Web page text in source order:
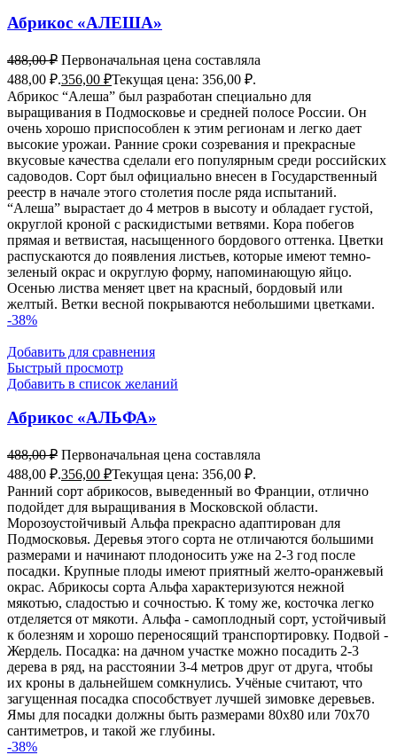
Абрикос «АЛЕША»
488,00₽ Первоначальная цена составляла
488,00 ₽.356,00 ₽Текущая цена: 356,00 ₽.
Абрикос “Алеша” был разработан специально для
выращивания в Подмосковье и средней полосе России. Он
очень хорошо приспособлен к этим регионам и легко дает
высокие урожаи. Ранние сроки созревания и прекрасные
вкусовые качества сделали его популярным среди российских
садоводов. Сорт был официально внесен в Государственный
реестр в начале этого столетия после ряда испытаний.
“Алеша” вырастает до 4 метров в высоту и обладает густой,
округлой кроной с раскидистыми ветвями. Кора побегов
прямая и ветвистая, насыщенного бордового оттенка. Цветки
распускаются до появления листьев, которые имеют темно-
зеленый окрас и округлую форму, напоминающую яйцо.
Осенью листва меняет цвет на красный, бордовый или
желтый. Ветки весной покрываются небольшими цветками.
-38%
Добавить для сравнения
Быстрый просмотр
Добавить в список желаний
Абрикос «АЛЬФА»
488,00₽ Первоначальная цена составляла
488,00 ₽.356,00 ₽Текущая цена: 356,00 ₽.
Ранний сорт абрикосов, выведенный во Франции, отлично
подойдет для выращивания в Московской области.
Морозоустойчивый Альфа прекрасно адаптирован для
Подмосковья. Деревья этого сорта не отличаются большими
размерами и начинают плодоносить уже на 2-3 год после
посадки. Крупные плоды имеют приятный желто-оранжевый
окрас. Абрикосы сорта Альфа характеризуются нежной
мякотью, сладостью и сочностью. К тому же, косточка легко
отделяется от мякоти. Альфа - самоплодный сорт, устойчивый
к болезням и хорошо переносящий транспортировку. Подвой -
Жердель. Посадка: на дачном участке можно посадить 2-3
дерева в ряд, на расстоянии 3-4 метров друг от друга, чтобы
их кроны в дальнейшем сомкнулись. Учёные считают, что
загущенная посадка способствует лучшей зимовке деревьев.
Ямы для посадки должны быть размерами 80x80 или 70x70
сантиметров, и такой же глубины.
-38%